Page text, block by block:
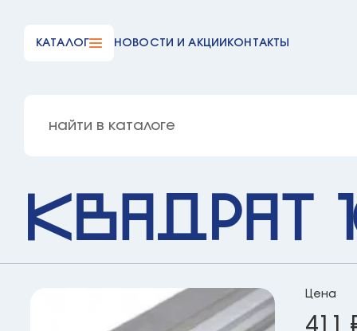
КАТАЛОГ НОВОСТИ И АКЦИИ КОНТАКТЫ
Квадрат
Цена
411